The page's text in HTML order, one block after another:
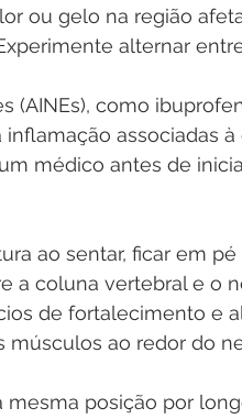
ou gelo na região
alternar
(AINEs), como
associadas à
médico antes de
ao sentar, ficar em
a coluna vertebral e o
de fortalecimento e
músculos ao redor do
mesma posição por